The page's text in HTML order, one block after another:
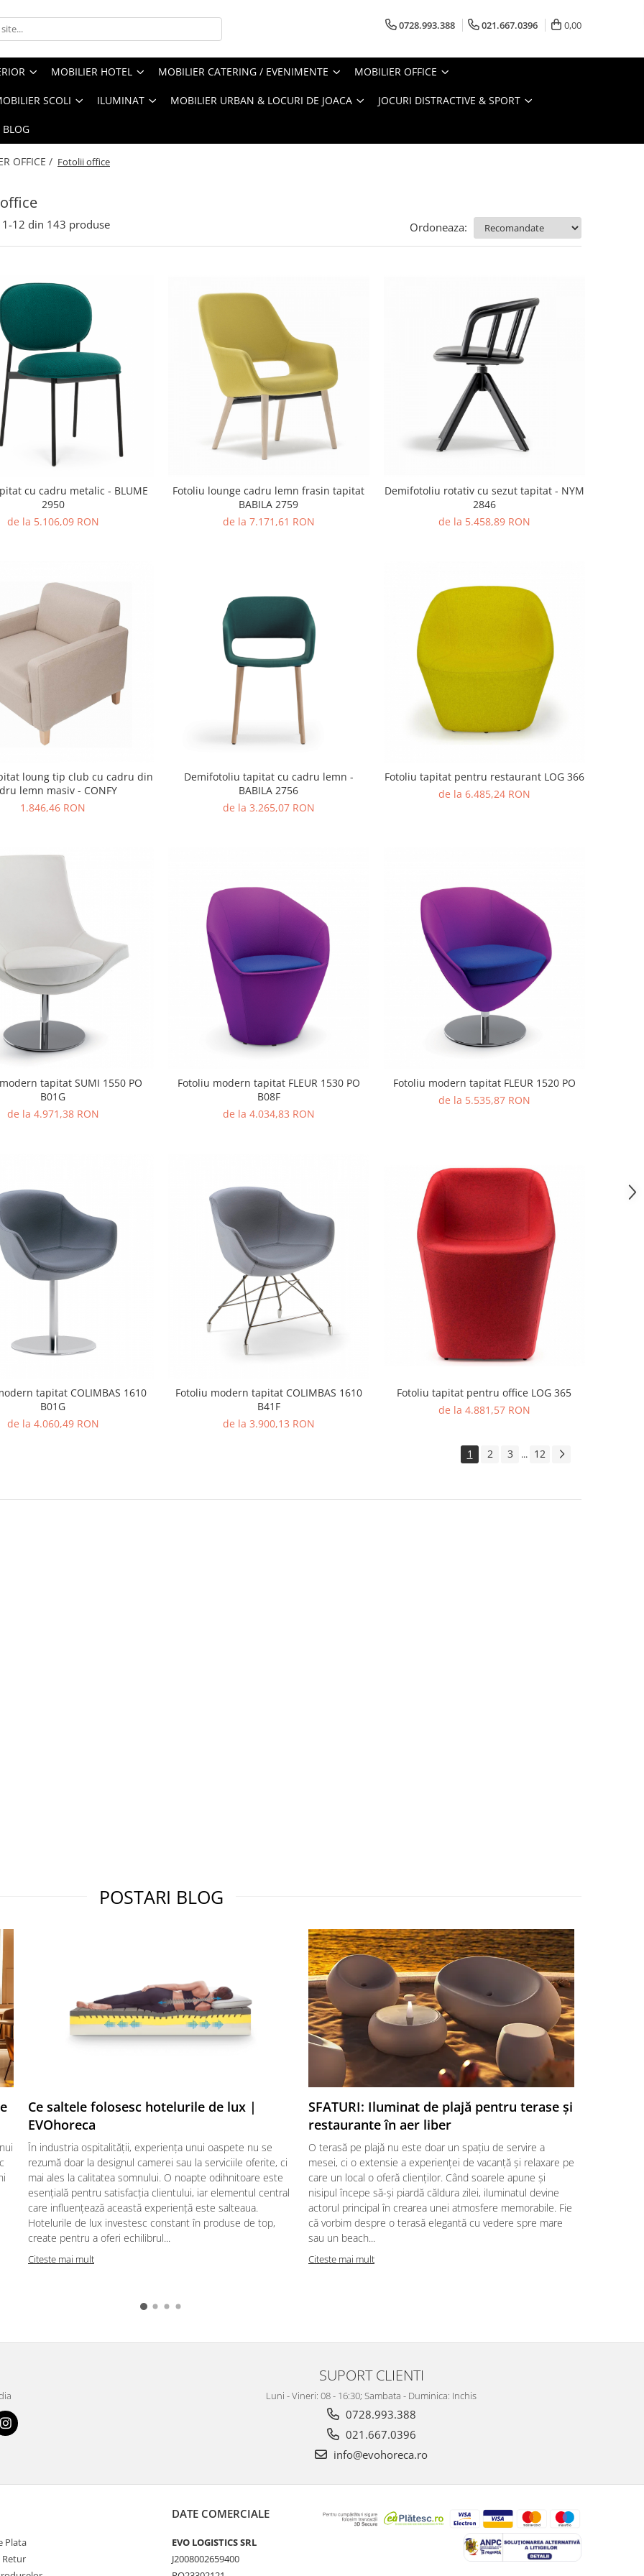
0728.993.388 021.667.0396 0,00
MOBILIER HOTEL MOBILIER CATERING / EVENIMENTE MOBILIER OFFICE
SCOLI ILUMINAT MOBILIER URBAN & LOCURI DE JOACA JOCURI DISTRACTIVE & SPORT
BLOG
OFFICE / Fotolii office
1-12 din 143 produse Ordoneaza:
cu cadru metalic - BLUME
2950
de la 5.106,09 RON
Fotoliu lounge cadru lemn frasin tapitat
BABILA 2759
de la 7.171,61 RON
Demifotoliu rotativ cu sezut tapitat - NYM
2846
de la 5.458,89 RON
loung tip club cu cadru din
lemn masiv - CONFY
1.846,46 RON
Demifotoliu tapitat cu cadru lemn -
BABILA 2756
de la 3.265,07 RON
Fotoliu tapitat pentru restaurant LOG 366
de la 6.485,24 RON
tapitat SUMI 1550 PO
B01G
de la 4.971,38 RON
Fotoliu modern tapitat FLEUR 1530 PO
B08F
de la 4.034,83 RON
Fotoliu modern tapitat FLEUR 1520 PO
de la 5.535,87 RON
tapitat COLIMBAS 1610
B01G
de la 4.060,49 RON
Fotoliu modern tapitat COLIMBAS 1610
B41F
de la 3.900,13 RON
Fotoliu tapitat pentru office LOG 365
de la 4.881,57 RON
1 2 3 ... 12
POSTARI BLOG
Ce saltele folosesc hotelurile de lux |
EVOhoreca
În industria ospitalității, experiența unui oaspete nu se
rezumă doar la designul camerei sau la serviciile oferite, ci
mai ales la calitatea somnului. O noapte odihnitoare este
esențială pentru satisfacția clientului, iar elementul central
care influențează această experiență este salteaua.
Hotelurile de lux investesc constant în produse de top,
create pentru a oferi echilibrul...
Citeste mai mult
SFATURI: Iluminat de plajă pentru terase și
restaurante în aer liber
O terasă pe plajă nu este doar un spațiu de servire a
mesei, ci o extensie a experienței de vacanță și relaxare pe
care un local o oferă clienților. Când soarele apune și
nisipul începe să-și piardă căldura zilei, iluminatul devine
actorul principal în crearea unei atmosfere memorabile. Fie
că vorbim despre o terasă elegantă cu vedere spre mare
sau un beach...
Citeste mai mult
SUPORT CLIENTI
Luni - Vineri: 08 - 16:30; Sambata - Duminica: Inchis
0728.993.388
021.667.0396
info@evohoreca.ro
Plata
Retur
DATE COMERCIALE
EVO LOGISTICS SRL
J2008002659400